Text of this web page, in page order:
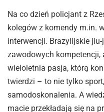
Na co dzień policjant z
kolegów z komendy m.in.
interwencji. Brazylijskie
zawodowych kompetencji,
wieloletnia pasja, którą
twierdzi – to nie tylko
samodoskonalenia. A
macie przekładają się na